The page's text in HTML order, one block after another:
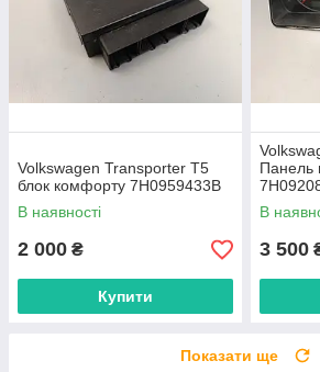
Volkswagen Transporter T5
блок комфорту 7H0959433B
В наявності
2 000 ₴
Купити
Панель
В
3 500
Показати ще